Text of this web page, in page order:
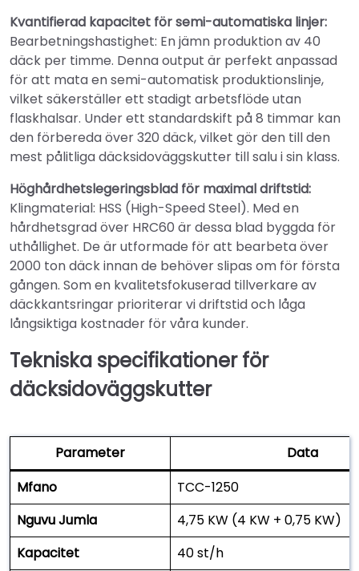
Kvantifierad kapacitet för semi-automatiska linjer:
Bearbetningshastighet: En jämn produktion av 40
däck per timme. Denna output är perfekt anpassad
för att mata en semi-automatisk produktionslinje,
vilket säkerställer ett stadigt arbetsflöde utan
flaskhalsar. Under ett standardskift på 8 timmar kan
den förbereda över 320 däck, vilket gör den till den
mest pålitliga däcksidoväggskutter till salu i sin klass.
Höghårdhetslegeringsblad för maximal driftstid:
Klingmaterial: HSS (High-Speed Steel). Med en
hårdhetsgrad över HRC60 är dessa blad byggda för
uthållighet. De är utformade för att bearbeta över
2000 ton däck innan de behöver slipas om för första
gången. Som en kvalitetsfokuserad tillverkare av
däckkantsringar prioriterar vi driftstid och låga
långsiktiga kostnader för våra kunder.
Tekniska specifikationer för
däcksidoväggskutter
Parameter
Data
Mfano
TCC-1250
Nguvu Jumla
4,75 KW (4 KW + 0,75 KW)
Kapacitet
40 st/h